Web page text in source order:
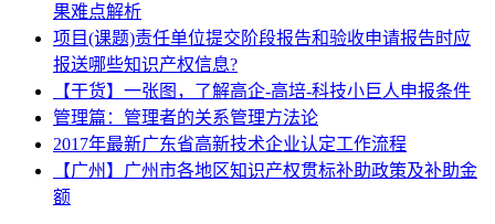
果难点解析
项目(课题)责任单位提交阶段报告和验收申请报告时应
报送哪些知识产权信息?
【干货】一张图，了解高企-高培-科技小巨人申报条件
管理篇：管理者的关系管理方法论
2017年最新广东省高新技术企业认定工作流程
【广州】广州市各地区知识产权贯标补助政策及补助金
额